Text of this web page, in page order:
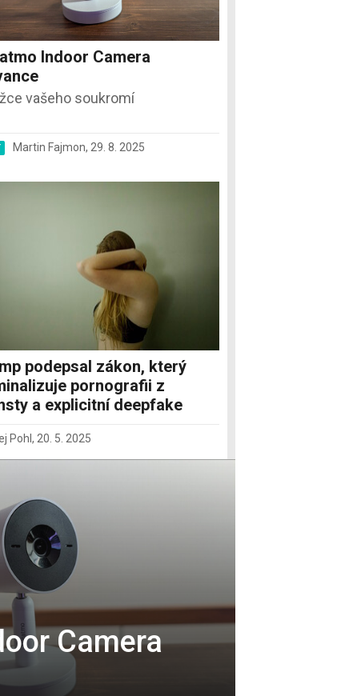
Indoor Camera
vašeho soukromí
Martin Fajmon, 29. 8. 2025
podepsal zákon, který
pornografii z
a explicitní deepfake
Pohl , 20. 5. 2025
Camera